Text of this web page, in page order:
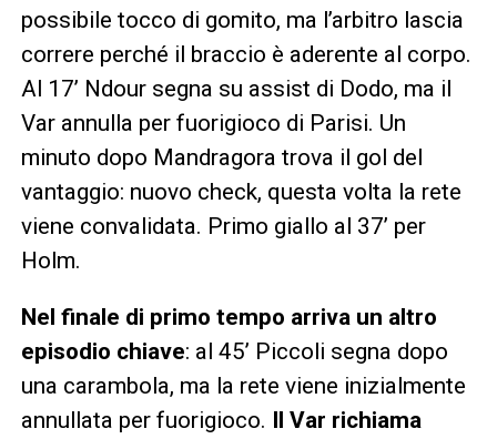
possibile tocco di gomito, ma l’arbitro lascia
correre perché il braccio è aderente al corpo.
Al 17’ Ndour segna su assist di Dodo, ma il
Var annulla per fuorigioco di Parisi. Un
minuto dopo Mandragora trova il gol del
vantaggio: nuovo check, questa volta la rete
viene convalidata. Primo giallo al 37’ per
Holm.
Nel finale di primo tempo arriva un altro
episodio chiave: al 45’ Piccoli segna dopo
una carambola, ma la rete viene inizialmente
annullata per fuorigioco. Il Var richiama